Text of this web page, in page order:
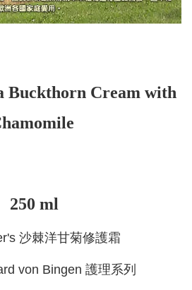
Buckthorn Cream with
250 ml
沙棘洋甘菊修護霜
von Bingen 護理系列